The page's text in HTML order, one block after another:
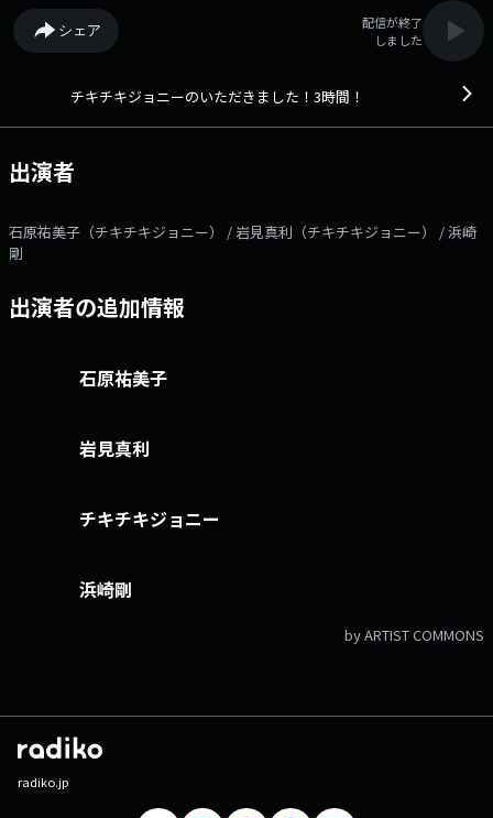
った人 景色 食べ物など様々な「出会い」を紹介します。 ▽１５：４
５頃「週刊 浜崎剛」 毎週どんな話がでてくるか、お楽しみに。 ▽
１６：００頃「いっぺん食べてみて～」 近所で見つけた甘いもの、身
ズ」 みなさんの思い出を紹介し曲をお届けします。 採用の方に、
キチキジョニー 浜崎剛 ------------------------------ ○番組メールアド
レス：ita3@obc1314.co.jp ○番組Xアカウント：@ita3_obc Xハッシ
https://www.obc1314.co.jp/bangumi/ita3/ ------------------------------
シェア
配信が終了
しました
チキチキジョニーのいただきました！3時間！
出演者
石原祐美子（チキチキジョニー） / 岩見真利（チキチキジョニー） / 浜崎
剛
出演者の追加情報
石原祐美子
岩見真利
チキチキジョニー
浜崎剛
by ARTIST COMMONS
radiko.jp